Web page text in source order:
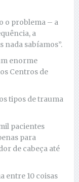
o problema – a
a
nada sabíamos”.
enorme
Centros de
tipos de trauma
pacientes
para
de cabeça até
entre 10 coisas